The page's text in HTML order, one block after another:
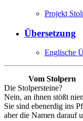
Projekt
Übersetzung
Englische
Vom Stolpern
Die Stolpersteine?
Nein, an ihnen stößt
Sie sind ebenerdig ins
aber die Namen darauf